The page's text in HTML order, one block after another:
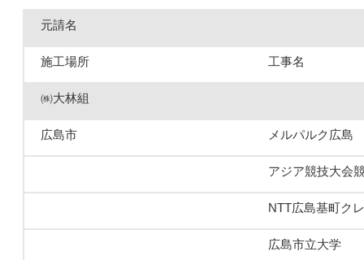
元請名
施工場所 工事名
㈱大林組
広島市 メルパルク広島
アジア競技大会
NTT広島基町ク
広島市立大学